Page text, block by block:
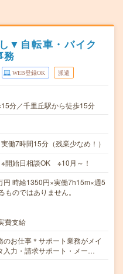
▼自転車・バイク
務
WEB登録OK 派遣
分／千里丘駅から徒歩15分
働7時間15分（残業少なめ！）
始日相談OK ※10月～！
時給1350円×実働7h15m×週5
のではありません。
費支給
お仕事＊サポート業務がメイ
入力・請求サポート・メー…